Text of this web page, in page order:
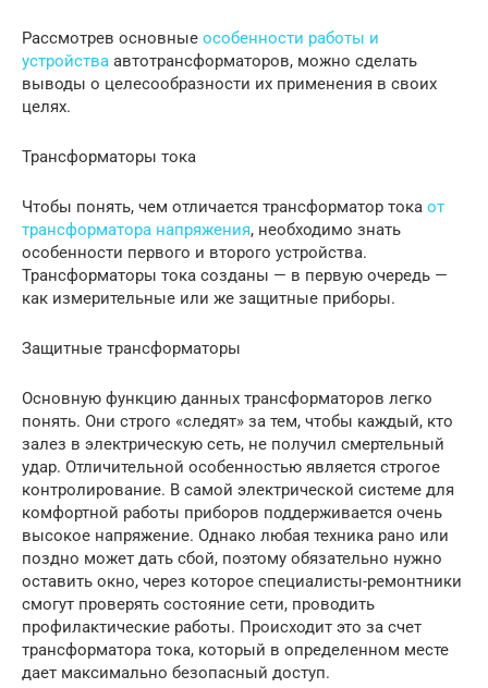
Рассмотрев основные особенности работы и
устройства автотрансформаторов, можно сделать
выводы о целесообразности их применения в своих
целях.
Трансформаторы тока
Чтобы понять, чем отличается трансформатор тока от
трансформатора напряжения, необходимо знать
особенности первого и второго устройства.
Трансформаторы тока созданы — в первую очередь —
как измерительные или же защитные приборы.
Защитные трансформаторы
Основную функцию данных трансформаторов легко
понять. Они строго «следят» за тем, чтобы каждый, кто
залез в электрическую сеть, не получил смертельный
удар. Отличительной особенностью является строгое
контролирование. В самой электрической системе для
комфортной работы приборов поддерживается очень
высокое напряжение. Однако любая техника рано или
поздно может дать сбой, поэтому обязательно нужно
оставить окно, через которое специалисты-ремонтники
смогут проверять состояние сети, проводить
профилактические работы. Происходит это за счет
трансформатора тока, который в определенном месте
дает максимально безопасный доступ.